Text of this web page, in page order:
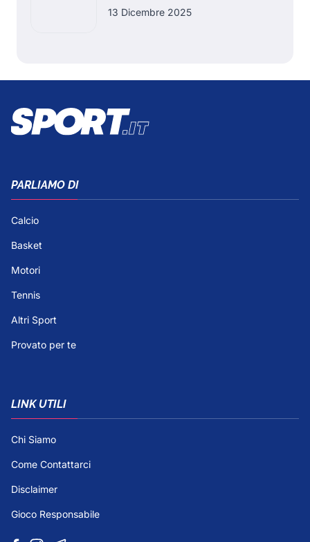
13 Dicembre 2025
PARLIAMO DI
Calcio
Basket
Motori
Tennis
Altri Sport
Provato per te
LINK UTILI
Chi Siamo
Come Contattarci
Disclaimer
Gioco Responsabile